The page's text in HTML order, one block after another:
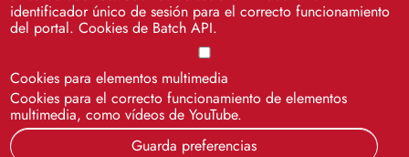
conocimiento
identificador único de sesión para el correcto funcionamiento
del portal. Cookies de Batch API.
Cookies para elementos multimedia
Cookies para el correcto funcionamiento de elementos
multimedia, como vídeos de YouTube.
Guarda preferencias